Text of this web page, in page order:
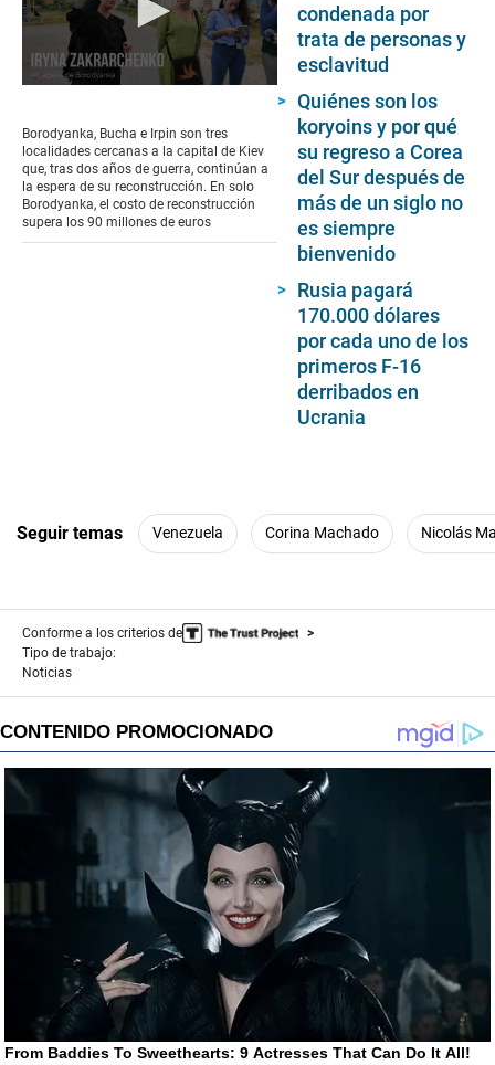
of
6
minutes,
17
seconds
Borodyanka, Bucha e Irpin son tres
localidades cercanas a la capital de Kiev
que, tras dos años de guerra, continúan a
la espera de su reconstrucción. En solo
Borodyanka, el costo de reconstrucción
supera los 90 millones de euros
condenada por
trata de personas y
esclavitud
Quiénes son los
koryoins y por qué
su regreso a Corea
del Sur después de
más de un siglo no
es siempre
bienvenido
Rusia pagará
170.000 dólares
por cada uno de los
primeros F-16
derribados en
Ucrania
Seguir temas Venezuela Corina Machado Nicolás
Conforme a los criterios de
Tipo de trabajo:
Noticias